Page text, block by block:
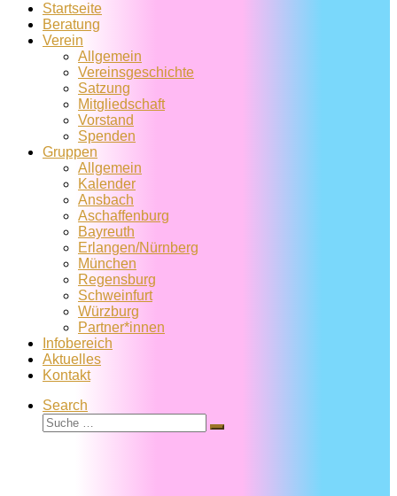
Startseite
Beratung
Verein
Allgemein
Vereins­geschichte
Satzung
Mitglied­schaft
Vorstand
Spenden
Gruppen
Allgemein
Kalender
Ansbach
Aschaffenburg
Bayreuth
Erlangen/Nürnberg
München
Regensburg
Schweinfurt
Würzburg
Partner*innen
Infobereich
Aktuelles
Kontakt
Search
Suche
Suche